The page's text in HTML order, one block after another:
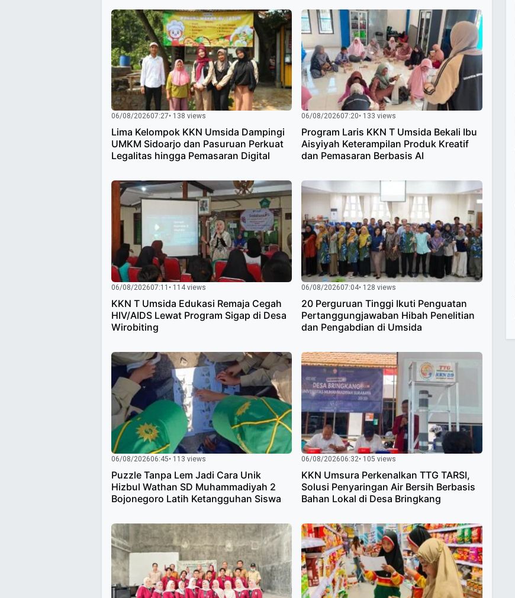
06/08/202607:27• 138 views
Lima Kelompok KKN Umsida Dampingi
UMKM Sidoarjo dan Pasuruan Perkuat
Legalitas hingga Pemasaran Digital
06/08/202607:20• 133 views
Program Laris KKN T Umsida Bekali Ibu
Aisyiyah Keterampilan Produk Kreatif
dan Pemasaran Berbasis AI
06/08/202607:11 • 114 views
KKN T Umsida Edukasi Remaja Cegah
HIV/AIDS Lewat Program Sigap di Desa
Wirobiting
06/08/202607:04• 128 views
20 Perguruan Tinggi Ikuti Penguatan
Pertanggungjawaban Hibah Penelitian
dan Pengabdian di Umsida
06/08/202606:45• 113 views
Puzzle Tanpa Lem Jadi Cara Unik
Hizbul Wathan SD Muhammadiyah 2
Bojonegoro Latih Ketangguhan Siswa
06/08/202606:32• 105 views
KKN Umsura Perkenalkan TTG TARSI,
Solusi Penyaringan Air Bersih Berbasis
Bahan Lokal di Desa Bringkang